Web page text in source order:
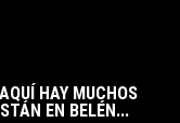
HAY MUCHOS
EN BELÉN...